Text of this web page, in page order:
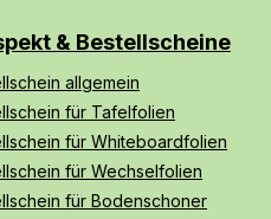
& Bestellscheine
allgemein
für Tafelfolien
für Whiteboardfolien
für Wechselfolien
für Bodenschoner